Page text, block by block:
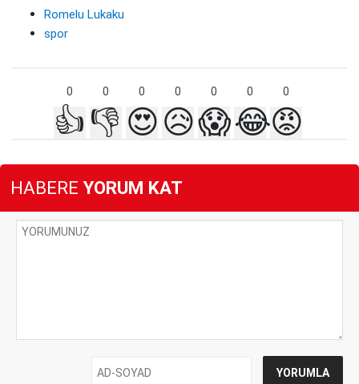
Romelu Lukaku
spor
0 0 0 0 0 0 0
👍 👎 😍😥😱😂😡
HABERE YORUM KAT